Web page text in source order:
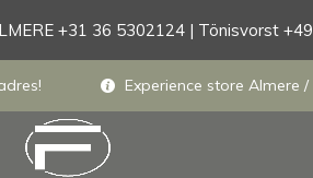
Experience store Almere
+31 36 5302124 | Tönisvorst